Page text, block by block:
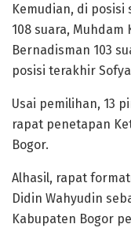
Kemudian, di posisi
108 suara, Muhdam
Bernadisman 103
posisi terakhir
Usai pemilihan, 13
rapat penetapan
Bogor.
Alhasil, rapat
Didin Wahyudin
Kabupaten Bogor